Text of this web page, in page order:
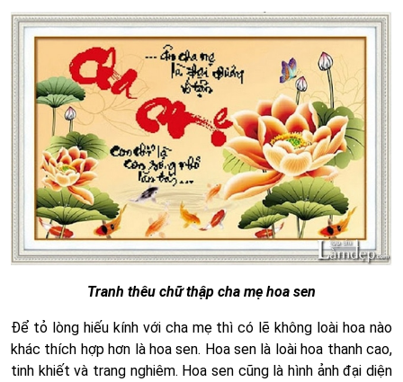
Tranh thêu chữ thập cha mẹ hoa sen
Để tỏ lòng hiếu kính với cha mẹ thì có lẽ không loài hoa nào
khác thích hợp hơn là hoa sen. Hoa sen là loài hoa thanh cao,
tinh khiết và trang nghiêm. Hoa sen cũng là hình ảnh đại diện